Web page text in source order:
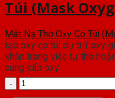
Túi (Mask
Mặt Nạ Thở Oxy Có Túi
tạo oxy có túi dự trữ oxy
khăn trong việc tự thở
cung cấp oxy.
Mặt